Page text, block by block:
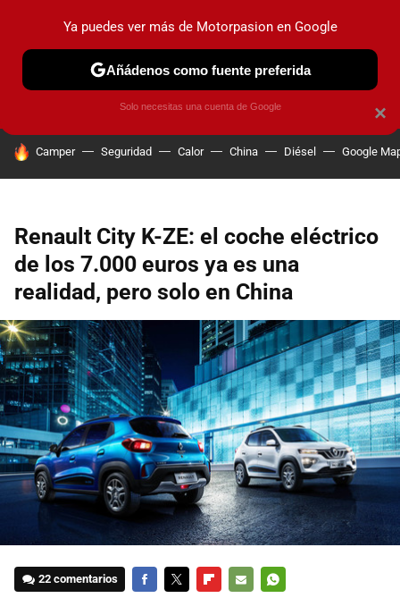
PRUEBAS COCHES ELÉCTRICOS OBSERVATORIO
HOY SE HABLA DE
Camper Seguridad Calor China Diésel Google
Renault City K-ZE: el coche eléctrico
de los 7.000 euros ya es una
realidad, pero solo en China
22 comentarios
×
Ya puedes ver más de Motorpasion en Google
Añádenos como fuente preferida
Solo necesitas una cuenta de Google